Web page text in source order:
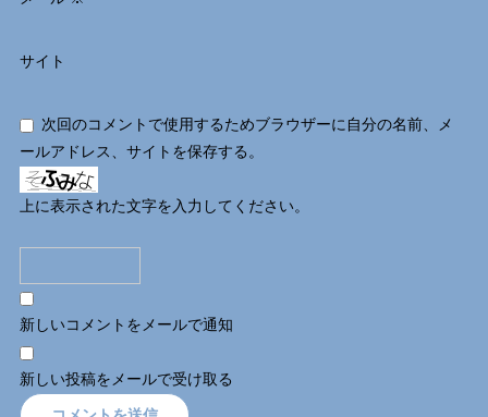
サイト
次回のコメントで使用するためブラウザーに自分の名前、メ
ールアドレス、サイトを保存する。
上に表示された文字を入力してください。
新しいコメントをメールで通知
新しい投稿をメールで受け取る